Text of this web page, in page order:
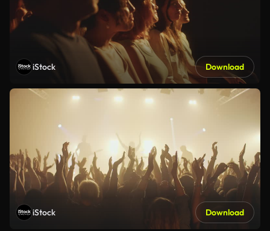
iStock Download
iStock Download